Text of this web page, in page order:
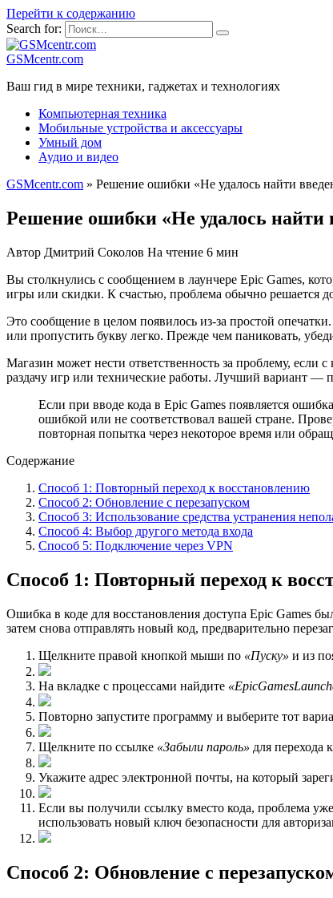
Перейти к содержанию
Search for:
GSMcentr.com
Ваш гид в мире техники, гаджетах и технологиях
Компьютерная техника
Мобильные устройства и аксессуары
Умный дом
Аудио и видео
GSMcentr.com » Решение ошибки «Не удалось найти
Решение ошибки «Не удалось найти
Автор Дмитрий Соколов На чтение 6 мин
Вы столкнулись с сообщением в лаунчере Epic Games,
игры или скидки. К счастью, проблема обычно решается
Это сообщение в целом появилось из-за простой
или пропустить букву легко. Прежде чем паниковать,
Магазин может нести ответственность за проблему, если
раздачу игр или технические работы. Лучший вариант —
Если при вводе кода в Epic Games появляется
ошибкой или не соответствовал вашей стране.
повторная попытка через некоторое время или
Содержание
Способ 1: Повторный переход к восстановлению
Способ 2: Обновление с перезапуском
Способ 3: Использование средства устранения
Способ 4: Выбор другого метода входа
Способ 5: Подключение через VPN
Способ 1: Повторный переход к
Ошибка в коде для восстановления доступа Epic Games
затем снова отправлять новый код, предварительно
Щелкните правой кнопкой мыши по «Пуску» и из
На вкладке с процессами найдите
Повторно запустите программу и выберите тот
Щелкните по ссылке «Забыли пароль» для перехода
Укажите адрес электронной почты, на который
Если вы получили ссылку вместо кода, проблема
использовать новый ключ безопасности для
Способ 2: Обновление с